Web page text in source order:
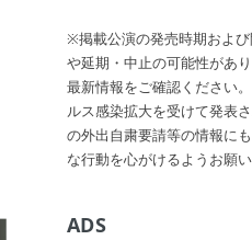
※掲載公演の発売時期およ
や延期・中止の可能性があ
最新情報をご確認ください
ルス感染拡大を受けて発表
の外出自粛要請等の情報に
な行動を心がけるようお願い
ADS